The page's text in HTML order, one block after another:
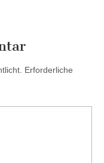
Erforderliche